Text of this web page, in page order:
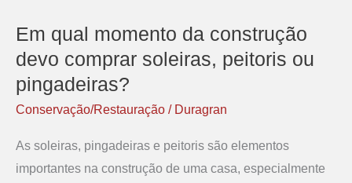
Em qual momento da construção
devo comprar soleiras, peitoris ou
pingadeiras?
Conservação/Restauração / Duragran
As soleiras, pingadeiras e peitoris são elementos
importantes na construção de uma casa, especialmente
Em
qual
momento
devo
comprar